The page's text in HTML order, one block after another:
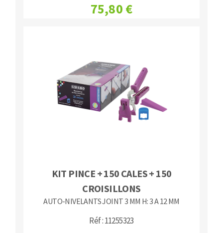
75,80 €
KIT PINCE + 150 CALES + 150
CROISILLONS
AUTO-NIVELANTS JOINT 3 MM H: 3 A 12 MM
Réf : 11255323